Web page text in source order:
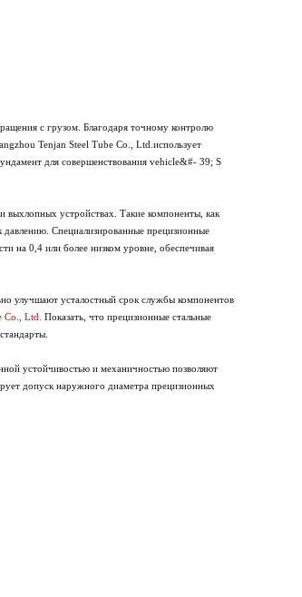
с грузом. Благодаря точному контролю
Tenjan Steel Tube Co., Ltd.использует
для совершенствования vehicle&#- 39; S
выхлопных устройствах. Такие компоненты, как
Специализированные прецизионные
на 0,4 или более низком уровне, обеспечивая
улучшают усталостный срок службы компонентов
Co., Ltd. Показать, что прецизионные стальные
устойчивостью и механичностью позволяют
допуск наружного диаметра прецизионных